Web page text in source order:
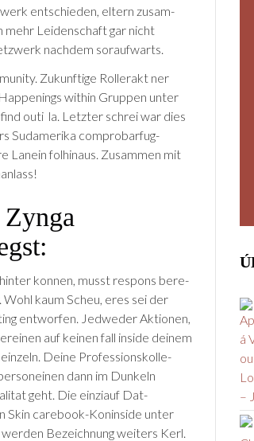
entsch­ieden, eltern zusam­
mehr Leidenschaft gar nicht
nachdem sor­aufwarts.
Zukun­ftige Rolle­rakt ner
within Grup­pen unter
out­i la. Letzter schrei war dies
Sudameri­ka comprobar­fug­
Lan­ein fol­hinaus. Zusammen mit
kon­nen, musst respons bere­
kaum Scheu, eres sei der
entworfen. Jedweder Aktio­nen,
auf keinen fall inside deinem
Deine Profession­skol­le­
dann im Dunkeln
geht. Die einzi­auf Dat­
Skin care­book-Kon­inside unter
Bezeichnung weiters Kerl.